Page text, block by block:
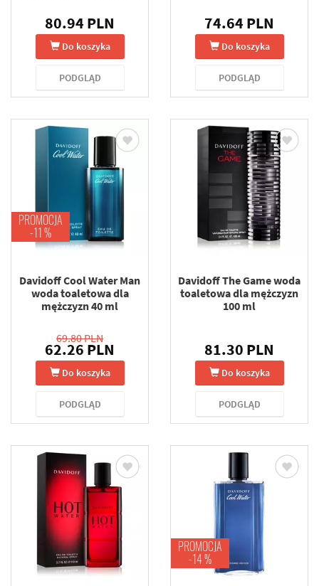
80.94 PLN
Do koszyka
PODGLĄD
74.64 PLN
Do koszyka
PODGLĄD
PROMOCJA
-11 %
Davidoff Cool Water Man
woda toaletowa dla
mężczyzn 40 ml
69.80 PLN
62.26 PLN
Do koszyka
PODGLĄD
Davidoff The Game woda
toaletowa dla mężczyzn
100 ml
81.30 PLN
Do koszyka
PODGLĄD
PROMOCJA
-14 %